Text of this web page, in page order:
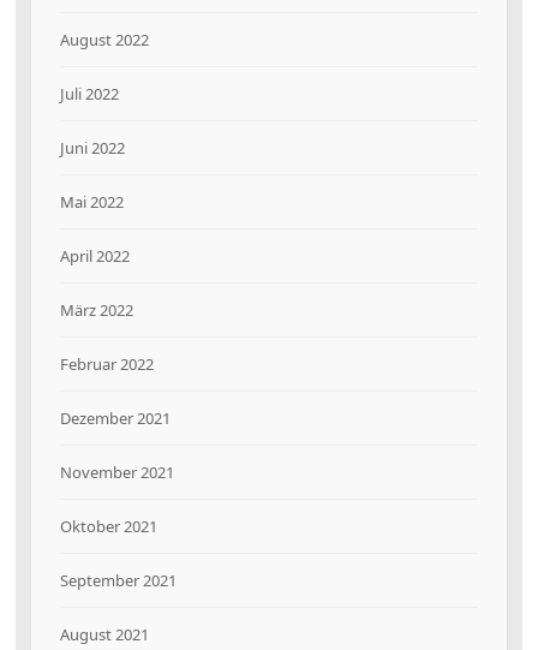
August 2022
Juli 2022
Juni 2022
Mai 2022
April 2022
März 2022
Februar 2022
Dezember 2021
November 2021
Oktober 2021
September 2021
August 2021